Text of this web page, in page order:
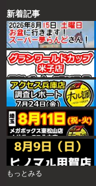
新着記事
もっとみる